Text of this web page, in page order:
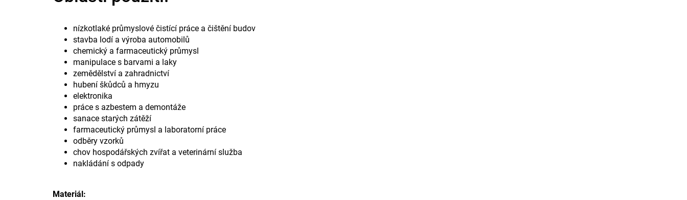
nízkotlaké průmyslové čistící práce a čištění budov
stavba lodí a výroba automobilů
chemický a farmaceutický průmysl
manipulace s barvami a laky
zemědělství a zahradnictví
hubení škůdců a hmyzu
elektronika
práce s azbestem a demontáže
sanace starých zátěží
farmaceutický průmysl a laboratorní práce
odběry vzorků
chov hospodářských zvířat a veterinární služba
nakládání s odpady
Materiál: